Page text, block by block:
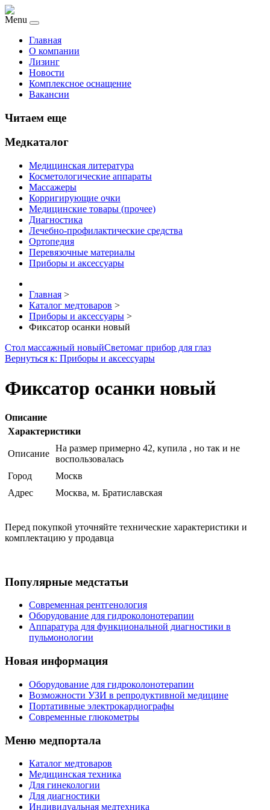
Menu
Главная
О компании
Лизинг
Новости
Комплексное оснащение
Вакансии
Читаем еще
Медкаталог
Медицинская литература
Косметологические аппараты
Массажеры
Корригирующие очки
Медицинские товары (прочее)
Диагностика
Лечебно-профилактические средства
Ортопедия
Перевязочные материалы
Приборы и аксессуары
Главная >
Каталог медтоваров >
Приборы и аксессуары >
Фиксатор осанки новый
Стол массажный новыйСветомаг прибор для глаз
Вернуться к: Приборы и аксессуары
Фиксатор осанки новый
Описание
Характеристики
Описание
На размер примерно 42, купила , но так и не
воспользовалась
Город
Москв
Адрес
Москва, м. Братиславская
Перед покупкой уточняйте технические характеристики и
комплектацию у продавца
Популярные медстатьи
Современная рентгенология
Оборудование для гидроколонотерапии
Аппаратура для функциональной диагностики в
пульмонологии
Новая информация
Оборудование для гидроколонотерапии
Возможности УЗИ в репродуктивной медицине
Портативные электрокардиографы
Современные глюкометры
Меню медпортала
Каталог медтоваров
Медицинская техника
Для гинекологии
Для диагностики
Индивидуальная медтехника